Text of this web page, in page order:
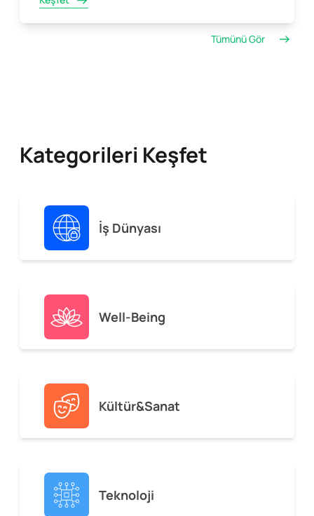
Tümünü Gör
Kategorileri Keşfet
İş Dünyası
Well-Being
Kültür&Sanat
Teknoloji